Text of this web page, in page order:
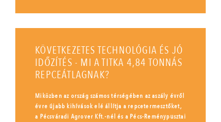
KÖVETKEZETES TECHNOLÓGIA ÉS JÓ
IDŐZÍTÉS - MI A TITKA 4,84 TONNÁS
REPCEÁTLAGNAK?
Miközben az ország számos térségében az aszály évről
évre újabb kihívások elé állítja a repcetermesztőket,
a Pécsváradi Agrover Kft.-nél és a Pécs-Reménypusztai